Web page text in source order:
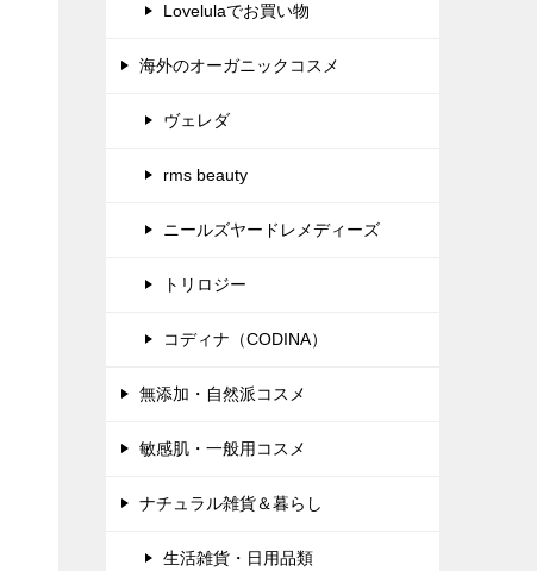
Lovelulaでお買い物
海外のオーガニックコスメ
ヴェレダ
rms beauty
ニールズヤードレメディーズ
トリロジー
コディナ（CODINA）
無添加・自然派コスメ
敏感肌・一般用コスメ
ナチュラル雑貨＆暮らし
生活雑貨・日用品類